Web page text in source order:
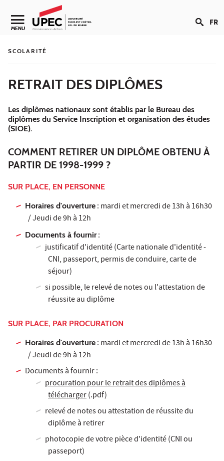
Aller au contenu
Navigation secondaire
MENU FR
SCOLARITÉ
RETRAIT DES DIPLÔMES
Les diplômes nationaux sont établis par le Bureau des
diplômes du Service Inscription et organisation des études
(SIOE).
COMMENT RETIRER UN DIPLÔME OBTENU À
PARTIR DE 1998-1999 ?
SUR PLACE, EN PERSONNE
Horaires d'ouverture : mardi et mercredi de 13h à 16h30
/ Jeudi de 9h à 12h
Documents à fournir:
justificatif d'identité (Carte nationale d'identité -
CNI, passeport, permis de conduire, carte de
séjour)
si possible, le relevé de notes ou l'attestation de
réussite au diplôme
SUR PLACE, PAR PROCURATION
Horaires d'ouverture : mardi et mercredi de 13h à 16h30
/ Jeudi de 9h à 12h
Documents à fournir :
procuration pour le retrait des diplômes à
télécharger(.pdf)
relevé de notes ou attestation de réussite du
diplôme à retirer
photocopie de votre pièce d'identité (CNI ou
passeport)